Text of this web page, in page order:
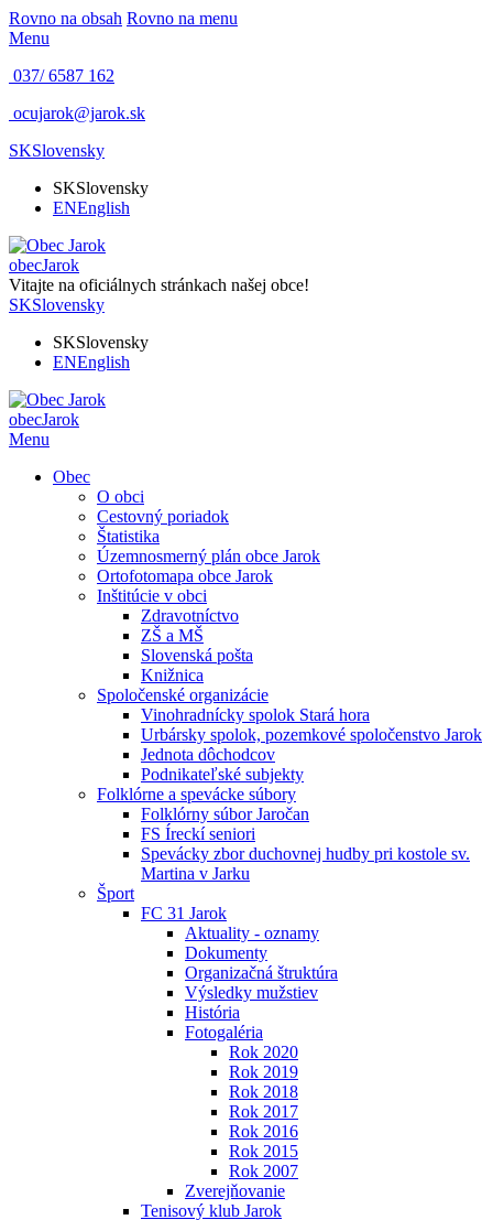
Rovno na obsah Rovno na menu
Menu
037/ 6587 162
ocujarok@jarok.sk
SKSlovensky
SKSlovensky
ENEnglish
obecJarok
Vitajte na oficiálnych stránkach našej obce!
SKSlovensky
SKSlovensky
ENEnglish
obecJarok
Menu
Obec
O obci
Cestovný poriadok
Štatistika
Územnosmerný plán obce Jarok
Ortofotomapa obce Jarok
Inštitúcie v obci
Zdravotníctvo
ZŠ a MŠ
Slovenská pošta
Knižnica
Spoločenské organizácie
Vinohradnícky spolok Stará hora
Urbársky spolok, pozemkové spoločenstvo Jarok
Jednota dôchodcov
Podnikateľské subjekty
Folklórne a spevácke súbory
Folklórny súbor Jaročan
FS Íreckí seniori
Spevácky zbor duchovnej hudby pri kostole sv.
Martina v Jarku
Šport
FC 31 Jarok
Aktuality - oznamy
Dokumenty
Organizačná štruktúra
Výsledky mužstiev
História
Fotogaléria
Rok 2020
Rok 2019
Rok 2018
Rok 2017
Rok 2016
Rok 2015
Rok 2007
Zverejňovanie
Tenisový klub Jarok